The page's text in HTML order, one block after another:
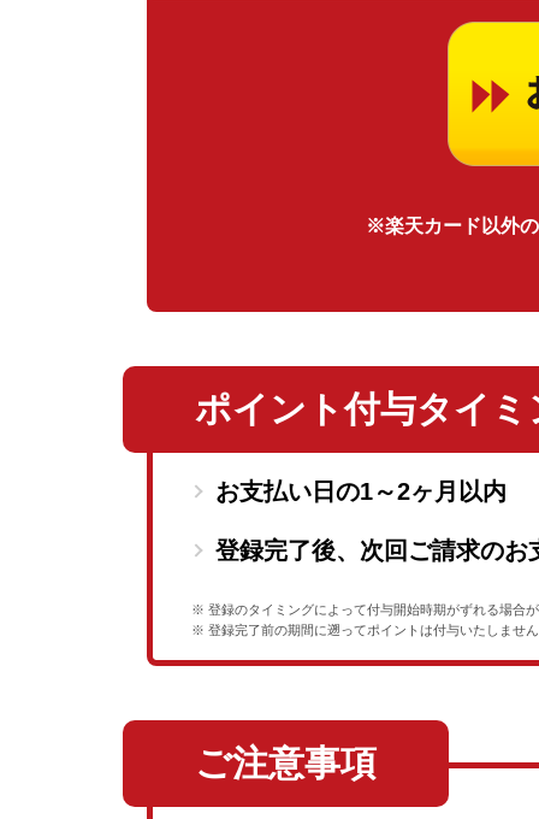
※楽天カード以外
ポイント付与タイミ
お支払い日の1～2ヶ月以内
登録完了後、次回ご請求の
※ 登録のタイミングによって付与開始時期がずれる場合
※ 登録完了前の期間に遡ってポイントは付与いたしませ
ご注意事項